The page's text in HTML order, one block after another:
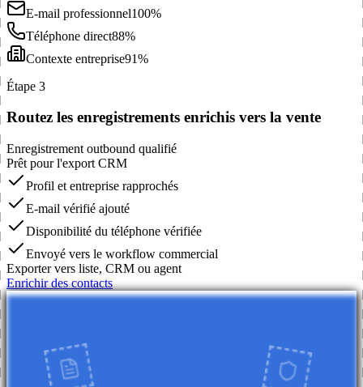
E-mail professionnel100%
Téléphone direct88%
Contexte entreprise91%
Étape 3
Routez les enregistrements enrichis vers la vente
Enregistrement outbound qualifié
Prêt pour l'export CRM
Profil et entreprise rapprochés
E-mail vérifié ajouté
Disponibilité du téléphone vérifiée
Envoyé vers le workflow commercial
Exporter vers liste, CRM ou agent
Enrichir des contacts